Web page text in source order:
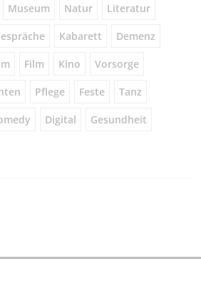
Museum Natur Literatur
Kabarett Demenz
Film Kino Vorsorge
Pflege Feste Tanz
Digital Gesundheit